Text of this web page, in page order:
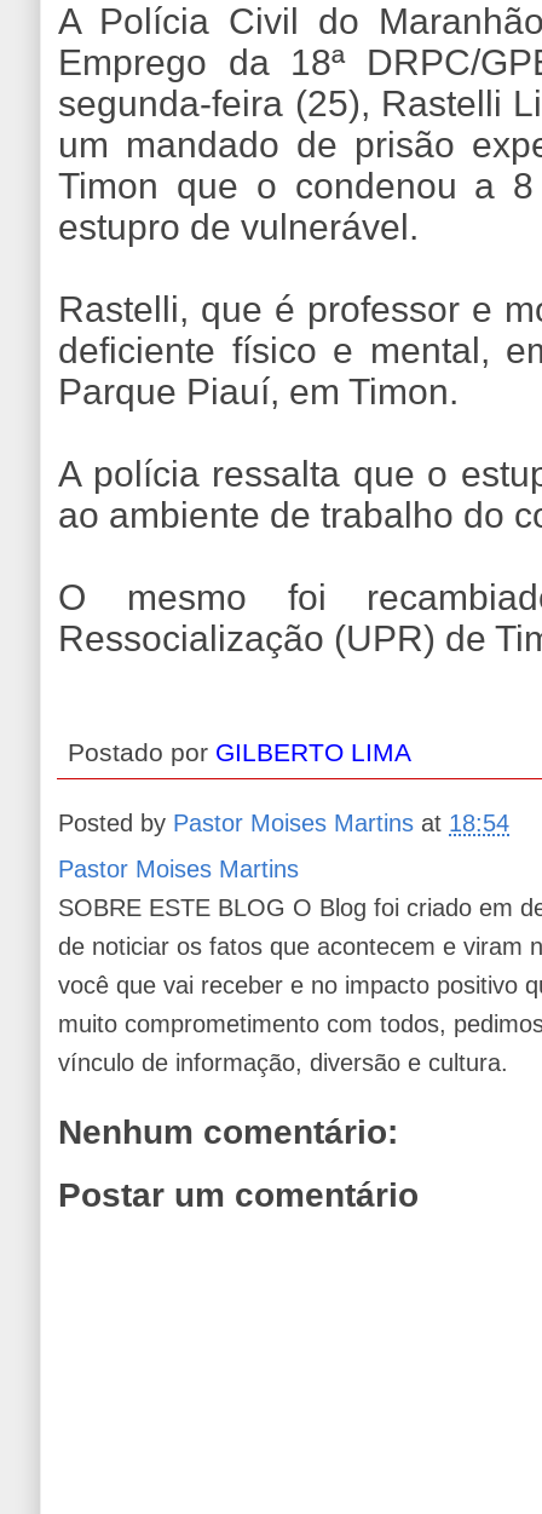
A Polícia Civil do
Emprego da 18ª DRPC/
segunda-feira (25), Rastelli
um mandado de prisão
Timon que o condenou a
estupro de vulnerável.
Rastelli, que é professor e
deficiente físico e mental,
Parque Piauí, em Timon.
A polícia ressalta que o
ao ambiente de trabalho do
O mesmo foi
Ressocialização (UPR) de
Postado por GILBERTO LIMA
Posted by Pastor Moises Martins at 18:54
Pastor Moises Martins
SOBRE ESTE BLOG O Blog foi criado em
de noticiar os fatos que acontecem e viram
você que vai receber e no impacto positivo
muito comprometimento com todos,
vínculo de informação, diversão e cultura.
Nenhum comentário:
Postar um comentário